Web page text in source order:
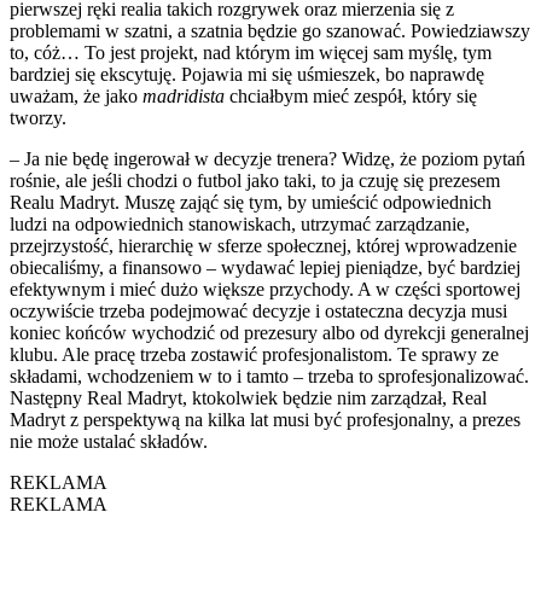
pierwszej ręki realia takich rozgrywek oraz mierzenia się z
problemami w szatni, a szatnia będzie go szanować. Powiedziawszy
to, cóż… To jest projekt, nad którym im więcej sam myślę, tym
bardziej się ekscytuję. Pojawia mi się uśmieszek, bo naprawdę
uważam, że jako madridista chciałbym mieć zespół, który się
tworzy.
– Ja nie będę ingerował w decyzje trenera? Widzę, że poziom pytań
rośnie, ale jeśli chodzi o futbol jako taki, to ja czuję się prezesem
Realu Madryt. Muszę zająć się tym, by umieścić odpowiednich
ludzi na odpowiednich stanowiskach, utrzymać zarządzanie,
przejrzystość, hierarchię w sferze społecznej, której wprowadzenie
obiecaliśmy, a finansowo – wydawać lepiej pieniądze, być bardziej
efektywnym i mieć dużo większe przychody. A w części sportowej
oczywiście trzeba podejmować decyzje i ostateczna decyzja musi
koniec końców wychodzić od prezesury albo od dyrekcji generalnej
klubu. Ale pracę trzeba zostawić profesjonalistom. Te sprawy ze
składami, wchodzeniem w to i tamto – trzeba to sprofesjonalizować.
Następny Real Madryt, ktokolwiek będzie nim zarządzał, Real
Madryt z perspektywą na kilka lat musi być profesjonalny, a prezes
nie może ustalać składów.
REKLAMA
REKLAMA